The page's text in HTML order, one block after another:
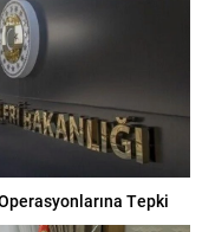
Tepki